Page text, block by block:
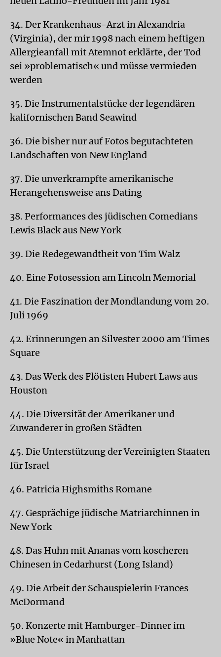
34. Der Krankenhaus-Arzt in Alexandria
(Virginia), der mir 1998 nach einem heftigen
Allergieanfall mit Atemnot erklärte, der Tod
sei »problematisch« und müsse vermieden
werden
35. Die Instrumentalstücke der legendären
kalifornischen Band Seawind
36. Die bisher nur auf Fotos begutachteten
Landschaften von New England
37. Die unverkrampfte amerikanische
Herangehensweise ans Dating
38. Performances des jüdischen Comedians
Lewis Black aus New York
39. Die Redegewandtheit von Tim Walz
40. Eine Fotosession am Lincoln Memorial
41. Die Faszination der Mondlandung vom 20.
Juli 1969
42. Erinnerungen an Silvester 2000 am Times
Square
43. Das Werk des Flötisten Hubert Laws aus
Houston
44. Die Diversität der Amerikaner und
Zuwanderer in großen Städten
45. Die Unterstützung der Vereinigten Staaten
für Israel
46. Patricia Highsmiths Romane
47. Gesprächige jüdische Matriarchinnen in
New York
48. Das Huhn mit Ananas vom koscheren
Chinesen in Cedarhurst (Long Island)
49. Die Arbeit der Schauspielerin Frances
McDormand
50. Konzerte mit Hamburger-Dinner im
»Blue Note« in Manhattan